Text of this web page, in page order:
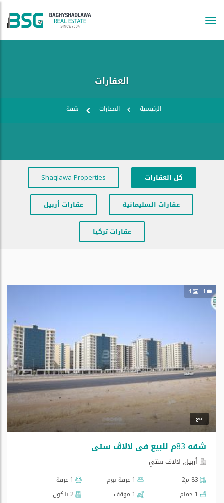
العقارات
الرئيسية العقارات شقة
كل العقارات Shaqlawa Properties
عقارات السليمانية عقارات أربيل
عقارات تركيا
4 1
بيع
شقە 83م للبیع فی لالاڤ ستی
أربيل, لالاف ستي
83 م2 1 غرفة نوم
1 غرفة
1 حمام
1 موقف 2 بلكون